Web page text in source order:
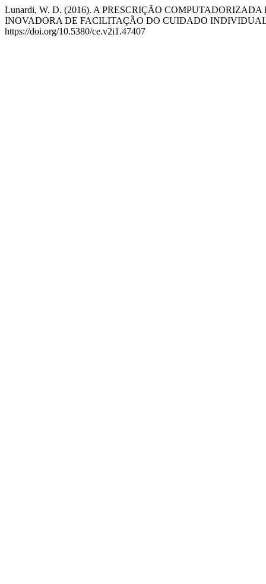
Lunardi, W. D. (2016). A PRESCRIÇÃO
INOVADORA DE FACILITAÇÃO DO CUIDADO
https://doi.org/10.5380/ce.v2i1.47407